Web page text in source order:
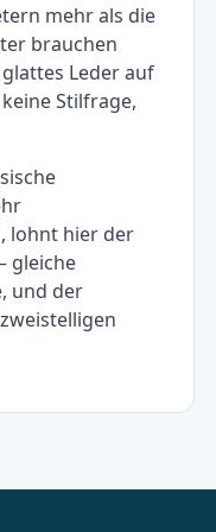
mehr als die
brauchen
Leder auf
Stilfrage,
lohnt hier der
gleiche
und der